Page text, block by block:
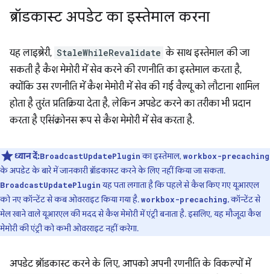
ब्रॉडकास्ट अपडेट का इस्तेमाल करना
यह लाइब्रेरी, StaleWhileRevalidate के साथ इस्तेमाल की जा
सकती है कैश मेमोरी में सेव करने की रणनीति का इस्तेमाल करता है,
क्योंकि उस रणनीति में कैश मेमोरी में सेव की गई वैल्यू को लौटाना शामिल
होता है तुरंत प्रतिक्रिया देता है, लेकिन अपडेट करने का तरीका भी प्रदान
करता है एसिंक्रोनस रूप से कैश मेमोरी में सेव करता है.
ध्यान दें:BroadcastUpdatePluginका इस्तेमाल, workbox-precaching
के अपडेट के बारे में जानकारी ब्रॉडकास्ट करने के लिए नहीं किया जा सकता.
BroadcastUpdatePluginयह पता लगाता है कि पहले से कैश किए गए यूआरएल
को नए कॉन्टेंट से कब ओवरराइट किया गया है.workbox-precaching, कॉन्टेंट से
मेल खाने वाले यूआरएल की मदद से कैश मेमोरी में एंट्री बनाता है. इसलिए, यह मौजूदा कैश
मेमोरी की एंट्री को कभी ओवरराइट नहीं करेगा.
अपडेट ब्रॉडकास्ट करने के लिए, आपको अपनी रणनीति के विकल्पों में